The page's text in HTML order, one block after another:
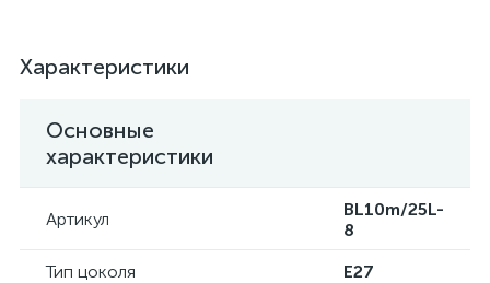
Характеристики
Основные
характеристики
Артикул
BL10m/25L-
8
Тип цоколя
E27